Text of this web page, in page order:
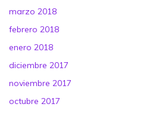
marzo 2018
febrero 2018
enero 2018
diciembre 2017
noviembre 2017
octubre 2017